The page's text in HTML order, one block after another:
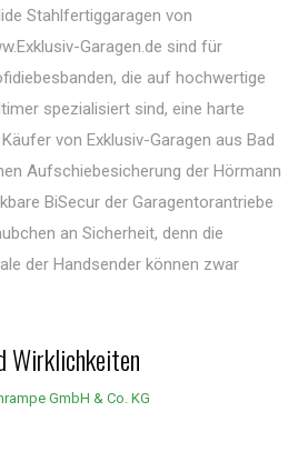
Stahlfertiggaragen von
Garagen.de sind für
die auf hochwertige
spezialisiert sind, eine harte
von Exklusiv-Garagen aus Bad
Aufschiebesicherung der Hörmann
BiSecur der Garagentorantriebe
an Sicherheit, denn die
der Handsender können zwar
Wirklichkeiten
GmbH & Co. KG